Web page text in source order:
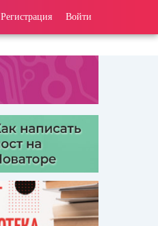
Регистрация Войти